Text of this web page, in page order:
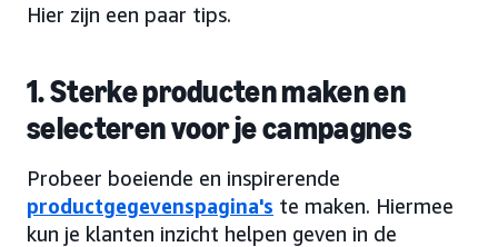
Hier zijn een paar tips.
1. Sterke producten maken en
selecteren voor je campagnes
Probeer boeiende en inspirerende
productgegevenspagina's te maken. Hiermee
kun je klanten inzicht helpen geven in de